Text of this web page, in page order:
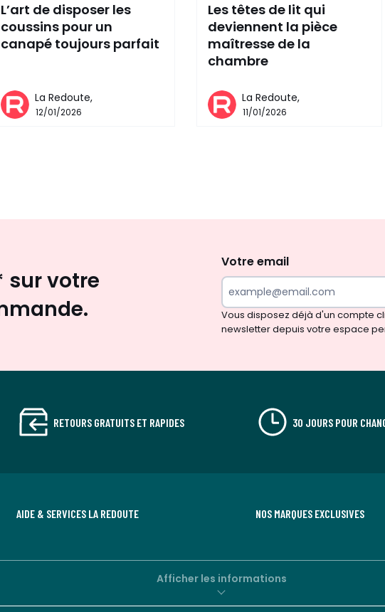
L’art de disposer les
coussins pour un
canapé toujours parfait
La Redoute,
12/01/2026
Les têtes de lit qui
deviennent la pièce
maîtresse de la
chambre
La Redoute,
11/01/2026
et
de
surprises?
sur votre
Votre email
Vous disposez déjà d'un compte
newsletter depuis votre espace
RETOURS GRATUITS ET RAPIDES 30 JOURS POUR
AIDE & SERVICES LA REDOUTE NOS MARQUES EXCLUSIVES
Afficher les informations